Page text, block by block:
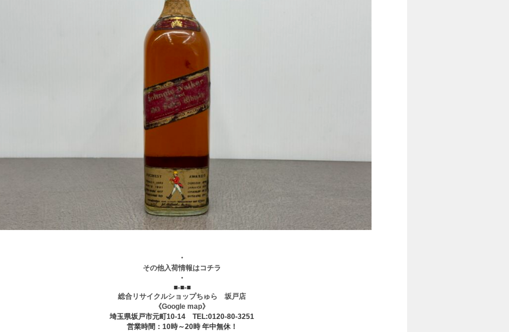
・
その他入荷情報はコチラ
・
■-■-■
総合リサイクルショップちゅら 坂戸店
《Google map》
埼玉県坂戸市元町10-14 TEL:0120-80-3251
営業時間：10時～20時 年中無休！